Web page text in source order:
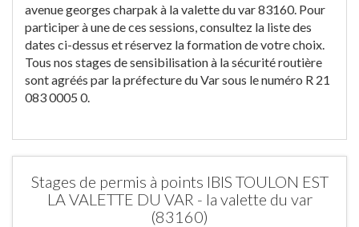
avenue georges charpak à la valette du var 83160. Pour
participer à une de ces sessions, consultez la liste des
dates ci-dessus et réservez la formation de votre choix.
Tous nos stages de sensibilisation à la sécurité routière
sont agréés par la préfecture du Var sous le numéro R 21
083 0005 0.
Stages de permis à points IBIS TOULON EST
LA VALETTE DU VAR - la valette du var
(83160)